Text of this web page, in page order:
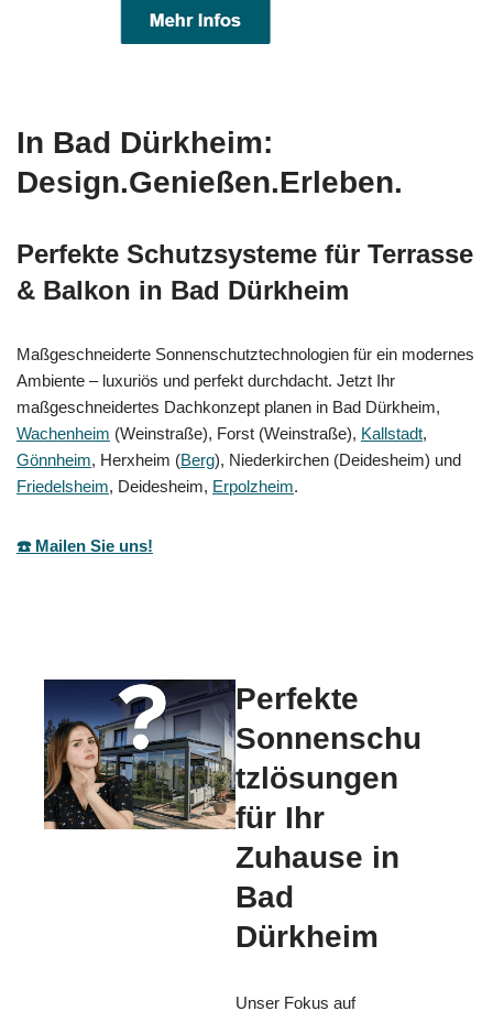
In Bad Dürkheim:
Design.Genießen.Erleben.
Perfekte Schutzsysteme für Terrasse
& Balkon in Bad Dürkheim
Maßgeschneiderte Sonnenschutztechnologien für ein modernes
Ambiente – luxuriös und perfekt durchdacht. Jetzt Ihr
maßgeschneidertes Dachkonzept planen in Bad Dürkheim,
Wachenheim (Weinstraße), Forst (Weinstraße), Kallstadt,
Gönnheim, Herxheim (Berg), Niederkirchen (Deidesheim) und
Friedelsheim, Deidesheim, Erpolzheim.
☎️ Mailen Sie uns!
Perfekte
Sonnenschu
tzlösungen
für Ihr
Zuhause in
Bad
Dürkheim
Unser Fokus auf